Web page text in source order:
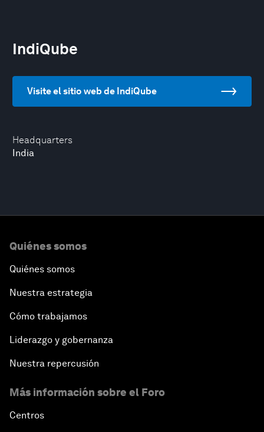
Headquarters
India
IndiQube
Visite el sitio web de IndiQube
Quiénes somos
Quiénes somos
Nuestra estrategia
Cómo trabajamos
Liderazgo y gobernanza
Nuestra repercusión
Más información sobre el Foro
Centros